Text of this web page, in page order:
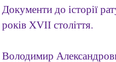
Документи до історії
років XVII століття.
Володимир